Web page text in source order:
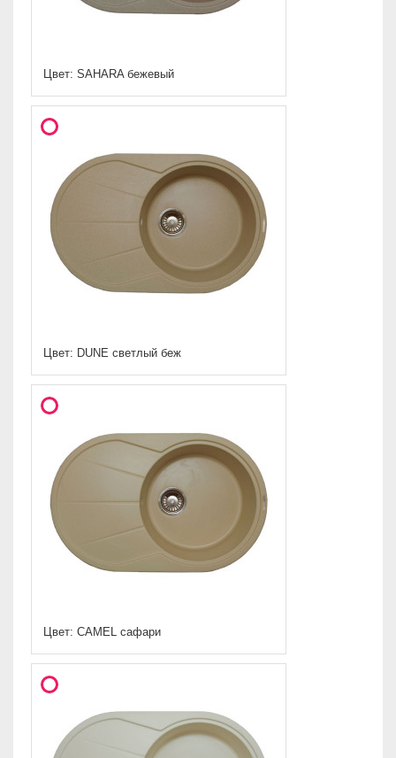
Цвет: SAHARA бежевый
Цвет: DUNE светлый беж
Цвет: CAMEL сафари